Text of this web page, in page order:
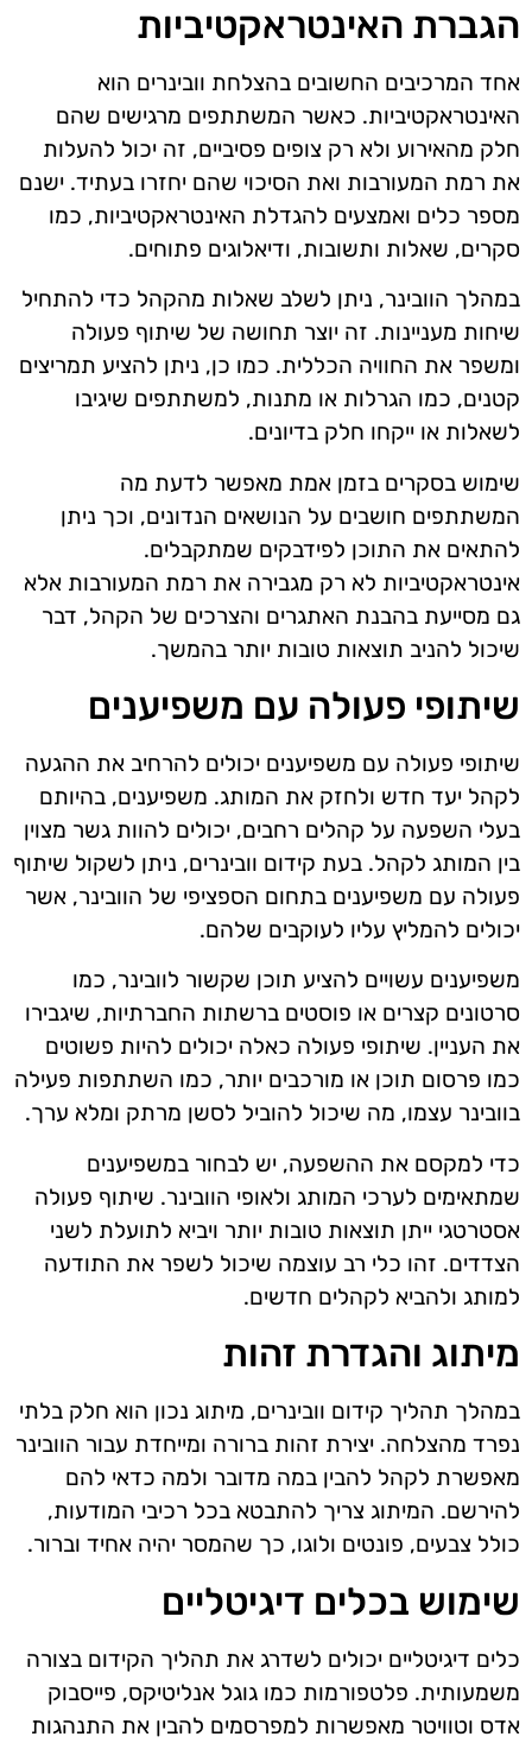
הגברת האינטראקטיביות
אחד המרכיבים החשובים בהצלחת וובינרים הוא
האינטראקטיביות. כאשר המשתתפים מרגישים שהם
חלק מהאירוע ולא רק צופים פסיביים, זה יכול להעלות
את רמת המעורבות ואת הסיכוי שהם יחזרו בעתיד. ישנם
מספר כלים ואמצעים להגדלת האינטראקטיביות, כמו
סקרים, שאלות ותשובות, ודיאלוגים פתוחים.
במהלך הוובינר, ניתן לשלב שאלות מהקהל כדי להתחיל
שיחות מעניינות. זה יוצר תחושה של שיתוף פעולה
ומשפר את החוויה הכללית. כמו כן, ניתן להציע תמריצים
קטנים, כמו הגרלות או מתנות, למשתתפים שיגיבו
לשאלות או ייקחו חלק בדיונים.
שימוש בסקרים בזמן אמת מאפשר לדעת מה
המשתתפים חושבים על הנושאים הנדונים, וכך ניתן
להתאים את התוכן לפידבקים שמתקבלים.
אינטראקטיביות לא רק מגבירה את רמת המעורבות אלא
גם מסייעת בהבנת האתגרים והצרכים של הקהל, דבר
שיכול להניב תוצאות טובות יותר בהמשך.
שיתופי פעולה עם משפיענים
שיתופי פעולה עם משפיענים יכולים להרחיב את ההגעה
לקהל יעד חדש ולחזק את המותג. משפיענים, בהיותם
בעלי השפעה על קהלים רחבים, יכולים להוות גשר מצוין
בין המותג לקהל. בעת קידום וובינרים, ניתן לשקול שיתוף
פעולה עם משפיענים בתחום הספציפי של הוובינר, אשר
יכולים להמליץ עליו לעוקבים שלהם.
משפיענים עשויים להציע תוכן שקשור לוובינר, כמו
סרטונים קצרים או פוסטים ברשתות החברתיות, שיגבירו
את העניין. שיתופי פעולה כאלה יכולים להיות פשוטים
כמו פרסום תוכן או מורכבים יותר, כמו השתתפות פעילה
בוובינר עצמו, מה שיכול להוביל לסשן מרתק ומלא ערך.
כדי למקסם את ההשפעה, יש לבחור במשפיענים
שמתאימים לערכי המותג ולאופי הוובינר. שיתוף פעולה
אסטרטגי ייתן תוצאות טובות יותר ויביא לתועלת לשני
הצדדים. זהו כלי רב עוצמה שיכול לשפר את התודעה
למותג ולהביא לקהלים חדשים.
מיתוג והגדרת זהות
במהלך תהליך קידום וובינרים, מיתוג נכון הוא חלק בלתי
נפרד מהצלחה. יצירת זהות ברורה ומייחדת עבור הוובינר
מאפשרת לקהל להבין במה מדובר ולמה כדאי להם
להירשם. המיתוג צריך להתבטא בכל רכיבי המודעות,
כולל צבעים, פונטים ולוגו, כך שהמסר יהיה אחיד וברור.
שימוש בכלים דיגיטליים
כלים דיגיטליים יכולים לשדרג את תהליך הקידום בצורה
משמעותית. פלטפורמות כמו גוגל אנליטיקס, פייסבוק
אדס וטוויטר מאפשרות למפרסמים להבין את התנהגות